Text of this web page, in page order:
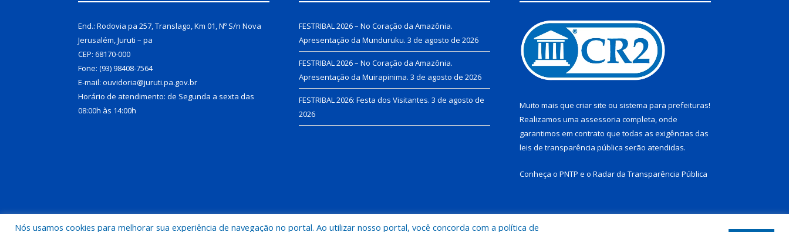
End.: Rodovia pa 257, Translago, Km 01, Nº S/n Nova
Jerusalém, Juruti – pa
CEP: 68170-000
Fone: (93) 98408-7564
E-mail: ouvidoria@juruti.pa.gov.br
Horário de atendimento: de Segunda a sexta das
08:00h às 14:00h
FESTRIBAL 2026 – No Coração da Amazônia.
Apresentação da Munduruku. 3 de agosto de 2026
FESTRIBAL 2026 – No Coração da Amazônia.
Apresentação da Muirapinima. 3 de agosto de 2026
FESTRIBAL 2026: Festa dos Visitantes. 3 de agosto de
2026
Muito mais que criar site ou sistema para prefeituras!
Realizamos uma assessoria completa, onde
garantimos em contrato que todas as exigências das
leis de transparência pública serão atendidas.
Conheça o PNTP e o Radar da Transparência Pública
Nós usamos cookies para melhorar sua experiência de navegação no portal. Ao utilizar nosso portal, você concorda com a política de